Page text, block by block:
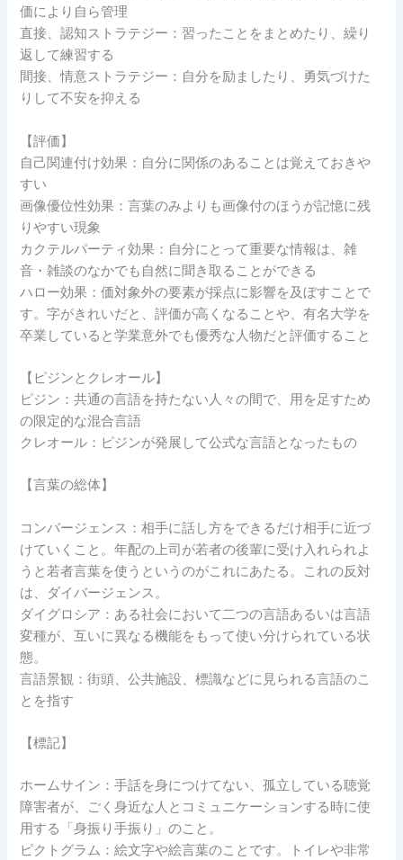
価により自ら管理
直接、認知ストラテジー：習ったことをまとめたり、繰り
返して練習する
間接、情意ストラテジー：自分を励ましたり、勇気づけた
りして不安を抑える
【評価】
自己関連付け効果：自分に関係のあることは覚えておきや
すい
画像優位性効果：言葉のみよりも画像付のほうが記憶に残
りやすい現象
カクテルパーティ効果：自分にとって重要な情報は、雑
音・雑談のなかでも自然に聞き取ることができる
ハロー効果：価対象外の要素が採点に影響を及ぼすことで
す。字がきれいだと、評価が高くなることや、有名大学を
卒業していると学業意外でも優秀な人物だと評価すること
【ピジンとクレオール】
ピジン：共通の言語を持たない人々の間で、用を足すため
の限定的な混合言語
クレオール：ピジンが発展して公式な言語となったもの
【言葉の総体】
コンバージェンス：相手に話し方をできるだけ相手に近づ
けていくこと。年配の上司が若者の後輩に受け入れられよ
うと若者言葉を使うというのがこれにあたる。これの反対
は、ダイバージェンス。
ダイグロシア：ある社会において二つの言語あるいは言語
変種が、互いに異なる機能をもって使い分けられている状
態。
言語景観：街頭、公共施設、標識などに見られる言語のこ
とを指す
【標記】
ホームサイン：手話を身につけてない、孤立している聴覚
障害者が、ごく身近な人とコミュニケーションする時に使
用する「身振り手振り」のこと。
ピクトグラム：絵文字や絵言葉のことです。トイレや非常